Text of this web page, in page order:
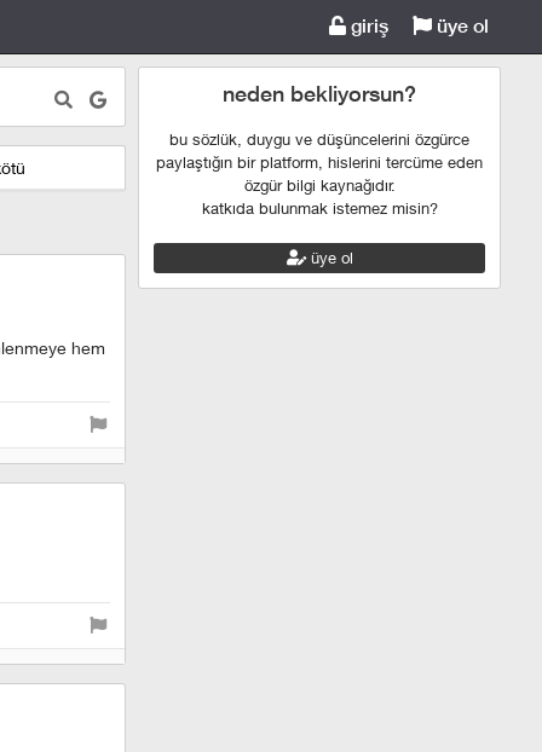
giriş üye ol
hem
neden bekliyorsun?
bu sözlük, duygu ve düşüncelerini özgürce
paylaştığın bir platform, hislerini tercüme eden
özgür bilgi kaynağıdır.
katkıda bulunmak istemez misin?
üye ol